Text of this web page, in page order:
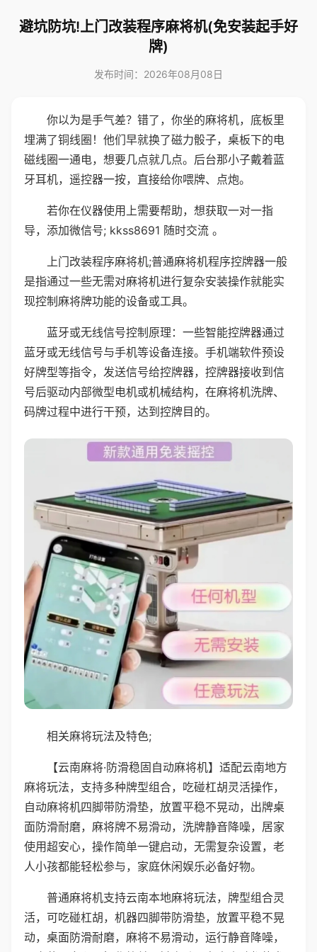
避坑防坑!上门改装程序麻将机(免安装起手好
牌)
发布时间：2026年08月08日
你以为是手气差？错了，你坐的麻将机，底板里
埋满了铜线圈！他们早就换了磁力骰子，桌板下的电
磁线圈一通电，想要几点就几点。后台那小子戴着蓝
牙耳机，遥控器一按，直接给你喂牌、点炮。
若你在仪器使用上需要帮助，想获取一对一指
导，添加微信号; kkss8691 随时交流 。
上门改装程序麻将机;普通麻将机程序控牌器一般
是指通过一些无需对麻将机进行复杂安装操作就能实
现控制麻将牌功能的设备或工具。
蓝牙或无线信号控制原理：一些智能控牌器通过
蓝牙或无线信号与手机等设备连接。手机端软件预设
好牌型等指令，发送信号给控牌器，控牌器接收到信
号后驱动内部微型电机或机械结构，在麻将机洗牌、
码牌过程中进行干预，达到控牌目的。
相关麻将玩法及特色;
【云南麻将·防滑稳固自动麻将机】适配云南地方
麻将玩法，支持多种牌型组合，吃碰杠胡灵活操作，
自动麻将机四脚带防滑垫，放置平稳不晃动，出牌桌
面防滑耐磨，麻将牌不易滑动，洗牌静音降噪，居家
使用超安心，操作简单一键启动，无需复杂设置，老
人小孩都能轻松参与，家庭休闲娱乐必备好物。
普通麻将机支持云南本地麻将玩法，牌型组合灵
活，可吃碰杠胡，机器四脚带防滑垫，放置平稳不晃
动，桌面防滑耐磨，麻将不易滑动，运行静音降噪，